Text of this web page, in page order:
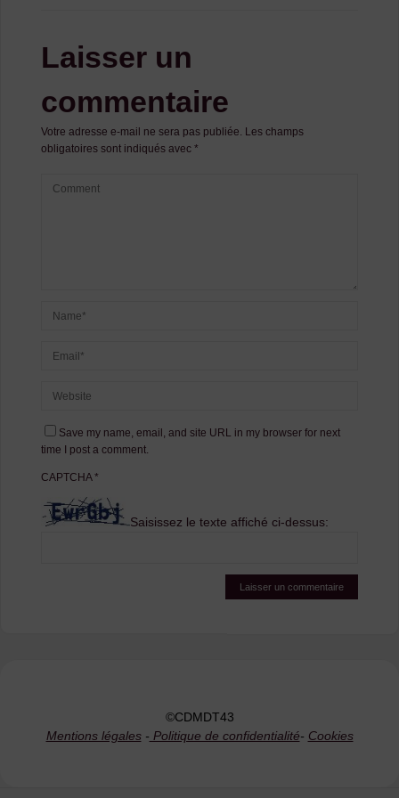
Laisser un
commentaire
Votre adresse e-mail ne sera pas publiée. Les champs
obligatoires sont indiqués avec *
Save my name, email, and site URL in my browser for next
time I post a comment.
CAPTCHA*
Saisissez le texte affiché ci-dessus:
©CDMDT43
Mentions légales- Politique de confidentialité- Cookies